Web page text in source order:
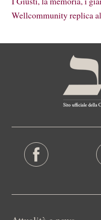
Wellcommunity replica